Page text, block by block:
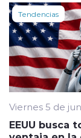
Tendencias
Viernes 5 de
EEUU busca